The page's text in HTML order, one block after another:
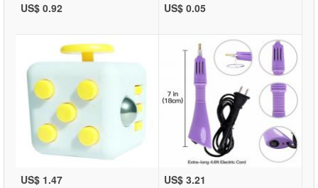
US$ 0.92 US$ 0.05
US$ 1.47 US$ 3.21